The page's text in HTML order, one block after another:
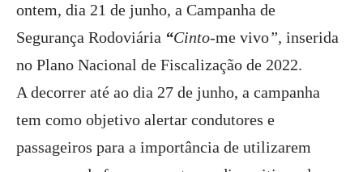
ontem, dia 21 de junho, a Campanha de
Segurança Rodoviária “Cinto-me vivo”, inserida
no Plano Nacional de Fiscalização de 2022.
A decorrer até ao dia 27 de junho, a campanha
tem como objetivo alertar condutores e
passageiros para a importância de utilizarem